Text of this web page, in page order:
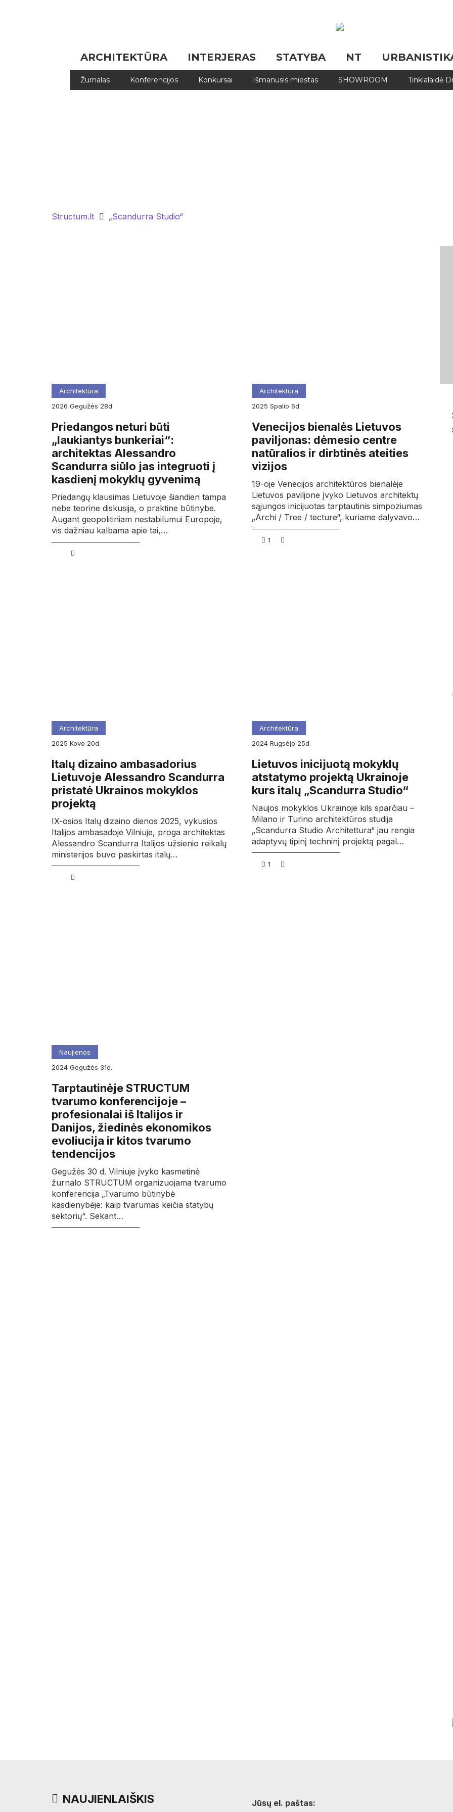
ARCHITEKTŪRA INTERJERAS STATYBA NT
Žurnalas Konferencijos Konkursai Išmanusis miestas SHOWROOM Tinklalaidė
Structum.lt „Scandurra Studio“
Architektūra
2026
gegužės 28d.
Priedangos neturi būti
„laukiantys bunkeriai“:
architektas Alessandro
Scandurra siūlo jas integruoti į
kasdienį mokyklų gyvenimą
Priedangų klausimas Lietuvoje šiandien tampa
nebe teorine diskusija, o praktine būtinybe.
Augant geopolitiniam nestabilumui Europoje,
vis dažniau kalbama apie tai,…
Architektūra
2025
spalio 6d.
Venecijos bienalės Lietuvos
paviljonas: dėmesio centre
natūralios ir dirbtinės ateities
vizijos
19-oje Venecijos architektūros bienalėje
Lietuvos paviljone įvyko Lietuvos architektų
sąjungos inicijuotas tarptautinis simpoziumas
„Archi / Tree / tecture“, kuriame dalyvavo…
1
Architektūra
2025
kovo 20d.
Italų dizaino ambasadorius
Lietuvoje Alessandro Scandurra
pristatė Ukrainos mokyklos
projektą
IX-osios Italų dizaino dienos 2025, vykusios
Italijos ambasadoje Vilniuje, proga architektas
Alessandro Scandurra Italijos užsienio reikalų
ministerijos buvo paskirtas italų…
Architektūra
2024
rugsėjo 25d.
Lietuvos inicijuotą mokyklų
atstatymo projektą Ukrainoje
kurs italų „Scandurra Studio“
Naujos mokyklos Ukrainoje kils sparčiau –
Milano ir Turino architektūros studija
„Scandurra Studio Architettura“ jau rengia
adaptyvų tipinį techninį projektą pagal…
1
Naujienos
2024
gegužės 31d.
Tarptautinėje STRUCTUM
tvarumo konferencijoje –
profesionalai iš Italijos ir
Danijos, žiedinės ekonomikos
evoliucija ir kitos tvarumo
tendencijos
Gegužės 30 d. Vilniuje įvyko kasmetinė
žurnalo STRUCTUM organizuojama tvarumo
konferencija „Tvarumo būtinybė
kasdienybėje: kaip tvarumas keičia statybų
sektorių“. Sekant…
NAUJIENLAIŠKIS Jūsų el. paštas: